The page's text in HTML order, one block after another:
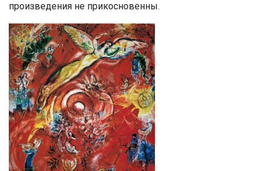
произведения не прикосновенны.